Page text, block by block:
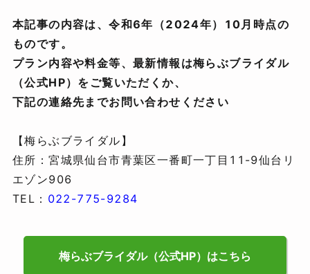
本記事の内容は、令和6年（2024年）10月時点の
ものです。
プラン内容や料金等、最新情報は梅らぶブライダル
（公式HP）をご覧いただくか、
下記の連絡先までお問い合わせください
【梅らぶブライダル】
住所：宮城県仙台市青葉区一番町一丁目11-9仙台リ
エゾン906
TEL： 022-775-9284
梅らぶブライダル（公式HP）はこちら